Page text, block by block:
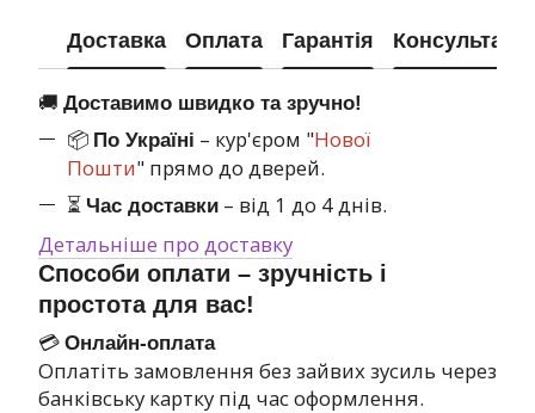
Доставка Оплата Гарантія Консультація
🚚 Доставимо швидко та зручно!
📦 По Україні – кур'єром "Нової
Пошти" прямо до дверей.
⏳ Час доставки – від 1 до 4 днів.
Детальніше про доставку
Способи оплати – зручність і
простота для вас!
💳 Онлайн-оплата
Оплатіть замовлення без зайвих зусиль через
банківську картку під час оформлення.